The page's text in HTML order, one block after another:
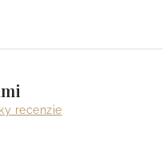
recenzie